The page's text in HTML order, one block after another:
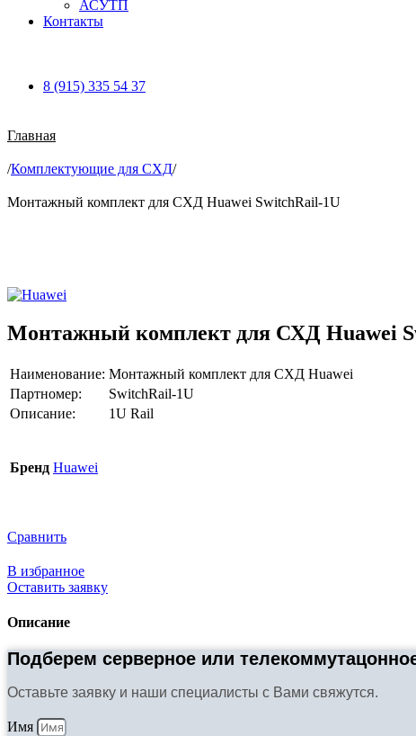
АСУТП
Контакты
8 (915) 335 54 37
Главная
/Комплектующие для СХД/
Монтажный комплект для СХД Huawei SwitchRail-1U
Монтажный комплект для СХД Huawei
Наименование: Монтажный комплект для СХД Huawei
Партномер:
SwitchRail-1U
Описание:
1U Rail
Бренд Huawei
Сравнить
В избранное
Оставить заявку
Описание
Подберем серверное или
Оставьте заявку и наши специалисты с Вами свяжутся.
Имя